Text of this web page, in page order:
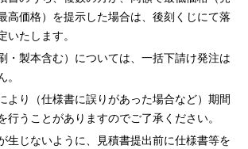
高価格）を提示した場合は、後刻くじにて落
いたします。
・製本含む）については、一括下請け発注は
。
より（仕様書に誤りがあった場合など）期間
行うことがありますのでご了承ください。
生じないように、見積書提出前に仕様書等を